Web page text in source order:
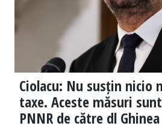
Ciolacu: Nu susțin nicio
taxe. Aceste măsuri
PNNR de către dl Ghinea